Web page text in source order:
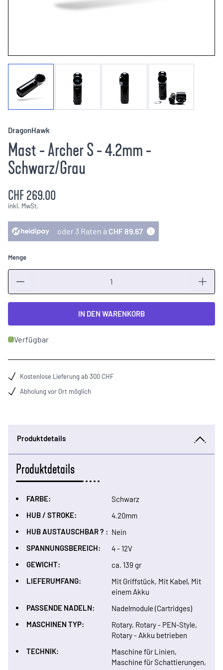
DragonHawk
Mast - Archer S - 4.2mm -
Schwarz/Grau
CHF 269.00
inkl. MwSt.
oder 3 Raten à CHF 89.67
Menge
IN DEN WARENKORB
Verfügbar
Kostenlose Lieferung ab 300 CHF
Abholung vor Ort möglich
Produktdetails
Produktdetails
FARBE:
Schwarz
HUB / STROKE:
4.20mm
HUB AUSTAUSCHBAR ? : Nein
SPANNUNGSBEREICH:
4 - 12V
GEWICHT:
ca. 139 gr
LIEFERUMFANG:
Mit Griffstück, Mit Kabel, Mit
einem Akku
PASSENDE NADELN:
Nadelmodule (Cartridges)
MASCHINEN TYP:
Rotary, Rotary - PEN-Style,
Rotary - Akku betrieben
TECHNIK:
Maschine für Linien,
Maschine für Schattierungen,